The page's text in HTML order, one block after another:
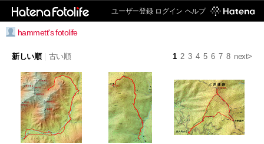
ユーザー登録 ログイン ヘルプ
hammett's fotolife
1 2 3 4 5 6 7 8 next>
新しい順 古い順